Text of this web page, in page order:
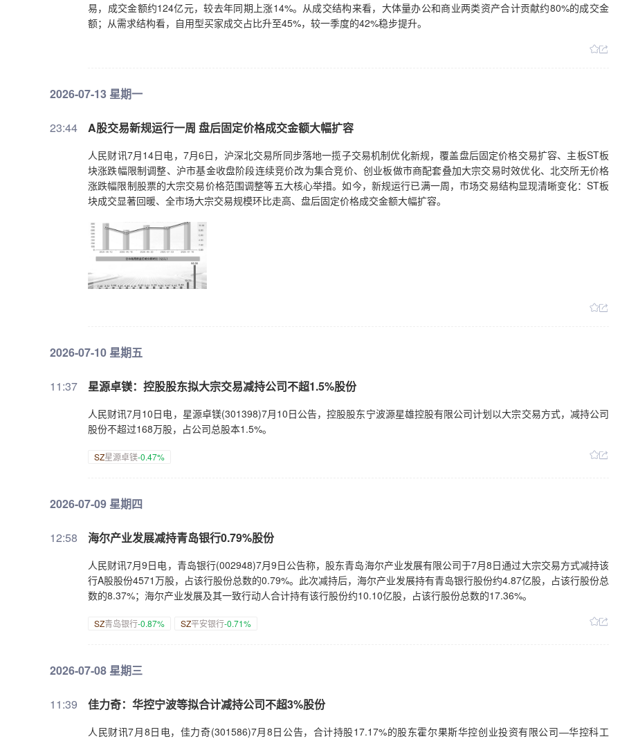
易，成交金额约124亿元，较去年同期上涨14%。从成交结构来看，大体量办公和商业两类资产合计贡献约80%的成交金
额；从需求结构看，自用型买家成交占比升至45%，较一季度的42%稳步提升。
2026-07-13 星期一
23:44 A股交易新规运行一周 盘后固定价格成交金额大幅扩容
人民财讯7月14日电，7月6日，沪深北交易所同步落地一揽子交易机制优化新规，覆盖盘后固定价格交易扩容、主板ST板
块涨跌幅限制调整、沪市基金收盘阶段连续竞价改为集合竞价、创业板做市商配套叠加大宗交易时效优化、北交所无价格
涨跌幅限制股票的大宗交易价格范围调整等五大核心举措。如今，新规运行已满一周，市场交易结构显现清晰变化：ST板
块成交显著回暖、全市场大宗交易规模环比走高、盘后固定价格成交金额大幅扩容。
2026-07-10 星期五
11:37 星源卓镁：控股股东拟大宗交易减持公司不超1.5%股份
人民财讯7月10日电，星源卓镁(301398)7月10日公告，控股股东宁波源星雄控股有限公司计划以大宗交易方式，减持公司
股份不超过168万股，占公司总股本1.5%。
SZ星源卓镁-0.47%
2026-07-09 星期四
12:58 海尔产业发展减持青岛银行0.79%股份
人民财讯7月9日电，青岛银行(002948)7月9日公告称，股东青岛海尔产业发展有限公司于7月8日通过大宗交易方式减持该
行A股股份4571万股，占该行股份总数的0.79%。此次减持后，海尔产业发展持有青岛银行股份约4.87亿股，占该行股份总
数的8.37%；海尔产业发展及其一致行动人合计持有该行股份约10.10亿股，占该行股份总数的17.36%。
SZ青岛银行-0.87% SZ平安银行-0.71%
2026-07-08 星期三
11:39 佳力奇：华控宁波等拟合计减持公司不超3%股份
人民财讯7月8日电，佳力奇(301586)7月8日公告，合计持股17.17%的股东霍尔果斯华控创业投资有限公司—华控科工